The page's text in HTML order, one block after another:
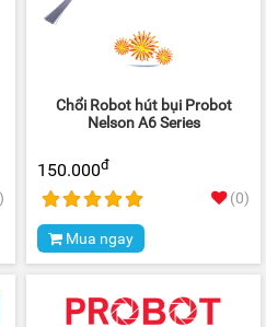
Chổi Robot hút bụi Probot
Nelson A6 Series
150.000đ
(0)
Mua ngay